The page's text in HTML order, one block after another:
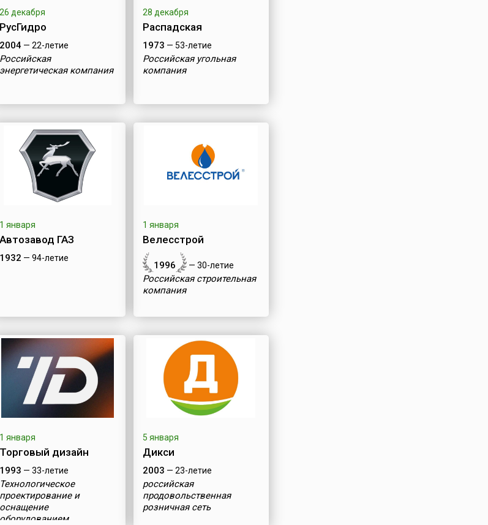
26 декабря
РусГидро
2004— 22-летие
Российская
энергетическая компания
28 декабря
Распадская
1973 — 53-летие
Российская угольная
компания
1 января
Автозавод ГАЗ
1932 — 94-летие
1 января
Велесстрой
1996 — 30-летие
Российская строительная
компания
1 января
Торговый дизайн
1993 — 33-летие
Технологическое
проектирование и
оснащение
оборудованием
5 января
Дикси
2003 — 23-летие
российская
продовольственная
розничная сеть